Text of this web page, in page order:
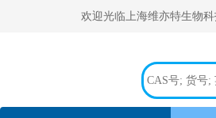
欢迎光临上海维亦特生物科